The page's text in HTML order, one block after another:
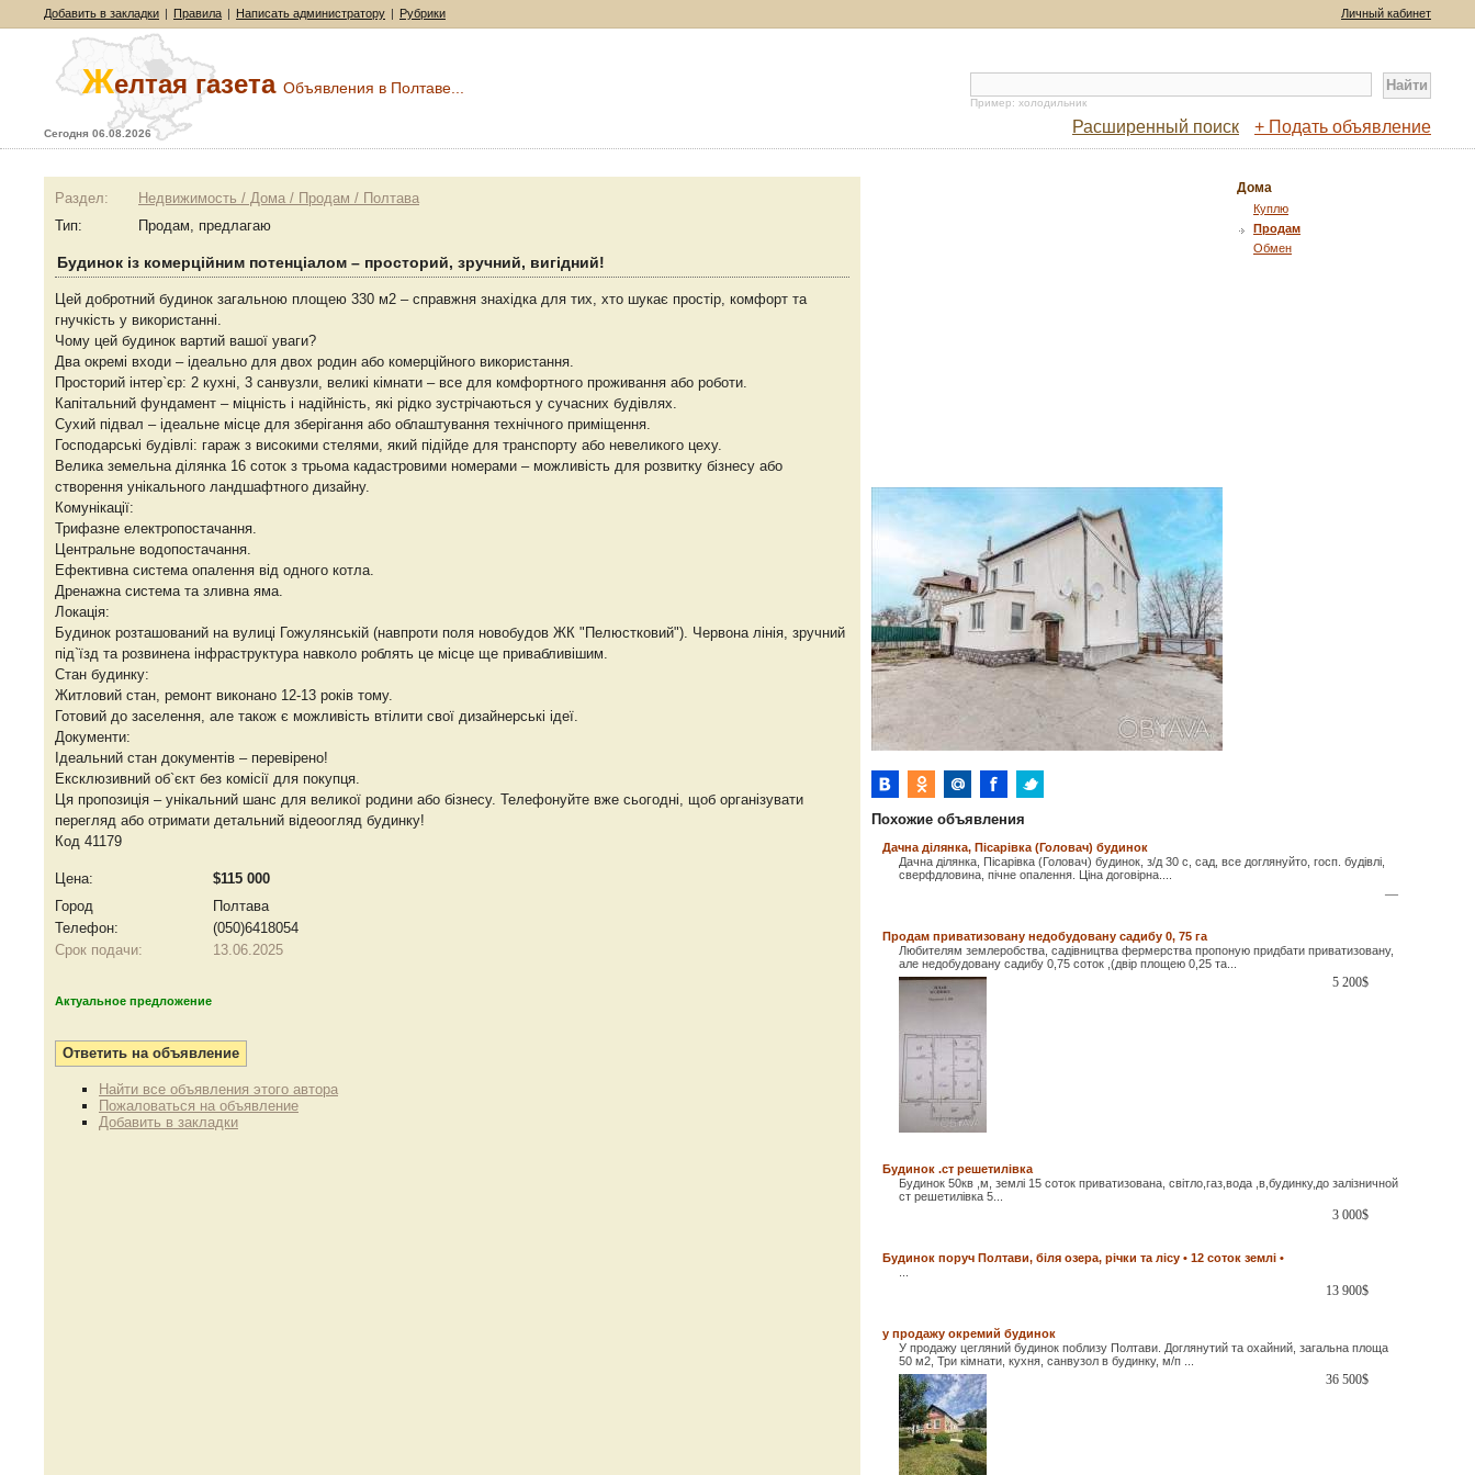
Добавить в закладки | Правила | Написать администратору | Рубрики Личный кабинет
Желтая газета Объявления в Полтаве...
Сегодня 06.08.2026
Пример: холодильник
Расширенный поиск + Подать объявление
Раздел:
Недвижимость / Дома / Продам / Полтава
Тип:
Продам, предлагаю
Будинок із комерційним потенціалом – просторий, зручний, вигідний!
Цей добротний будинок загальною площею 330 м2 – справжня знахідка для тих, хто шукає простір, комфорт та
гнучкість у використанні.
Чому цей будинок вартий вашої уваги?
Два окремі входи – ідеально для двох родин або комерційного використання.
Просторий інтер`єр: 2 кухні, 3 санвузли, великі кімнати – все для комфортного проживання або роботи.
Капітальний фундамент – міцність і надійність, які рідко зустрічаються у сучасних будівлях.
Сухий підвал – ідеальне місце для зберігання або облаштування технічного приміщення.
Господарські будівлі: гараж з високими стелями, який підійде для транспорту або невеликого цеху.
Велика земельна ділянка 16 соток з трьома кадастровими номерами – можливість для розвитку бізнесу або
створення унікального ландшафтного дизайну.
Комунікації:
Трифазне електропостачання.
Центральне водопостачання.
Ефективна система опалення від одного котла.
Дренажна система та зливна яма.
Локація:
Будинок розташований на вулиці Гожулянській (навпроти поля новобудов ЖК "Пелюстковий"). Червона лінія, зручний
під`їзд та розвинена інфраструктура навколо роблять це місце ще привабливішим.
Стан будинку:
Житловий стан, ремонт виконано 12-13 років тому.
Готовий до заселення, але також є можливість втілити свої дизайнерські ідеї.
Документи:
Ідеальний стан документів – перевірено!
Ексклюзивний об`єкт без комісії для покупця.
Ця пропозиція – унікальний шанс для великої родини або бізнесу. Телефонуйте вже сьогодні, щоб організувати
перегляд або отримати детальний відеоогляд будинку!
Код 41179
Цена:
$115 000
Город
Полтава
Телефон:
(050)6418054
Срок подачи:
13.06.2025
Актуальное предложение
Найти все объявления этого автора
Пожаловаться на объявление
Добавить в закладки
Дома
Куплю
Продам
Обмен
Похожие объявления
Дачна ділянка, Пісарівка (Головач) будинок
Дачна ділянка, Пісарівка (Головач) будинок, з/д 30 с, сад, все доглянуйто, госп. будівлі,
сверфдловина, пічне опалення. Ціна договірна....
—
Продам приватизовану недобудовану садибу 0, 75 га
Любителям землеробства, садівництва фермерства пропоную придбати приватизовану,
але недобудовану садибу 0,75 соток ,(двір площею 0,25 та...
$
5 200
Будинок .ст решетилівка
Будинок 50кв ,м, землі 15 соток приватизована, світло,газ,вода ,в,будинку,до залізничной
ст решетилівка 5...
$
3 000
Будинок поруч Полтави, біля озера, річки та лісу • 12 соток землі •
$
13 900
у продажу окремий будинок
У продажу цегляний будинок поблизу Полтави. Доглянутий та охайний, загальна площа
50 м2, Три кімнати, кухня, санвузол в будинку, м/п ...
$
36 500